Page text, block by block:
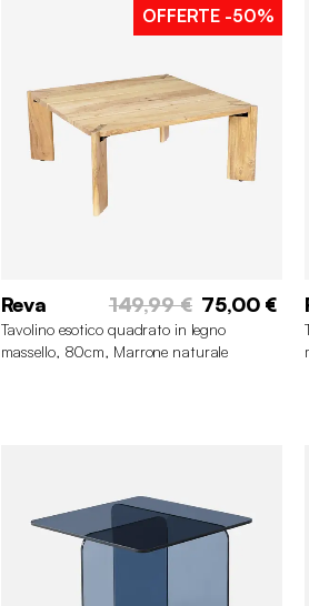
OFFERTE -50%
Reva 149,99 € 75,00 €
Tavolino esotico quadrato in legno
massello, 80cm, Marrone naturale